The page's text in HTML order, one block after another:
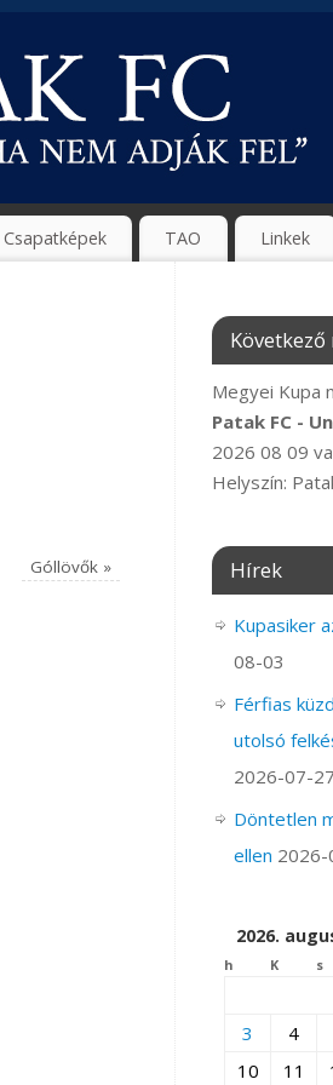
Csapatképek TAO Linkek
Góllövők »
Megyei Kupa
Patak FC -
2026 08 09
Helyszín:
Hírek
Kupasiker
08-03
Férfias
utolsó
2026-07-27
Döntetlen
ellen
2026.
h K s
3
4
10
11